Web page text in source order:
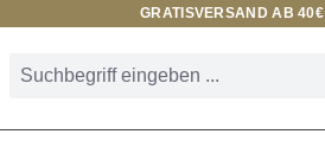
GRATISVERSAND AB 40€